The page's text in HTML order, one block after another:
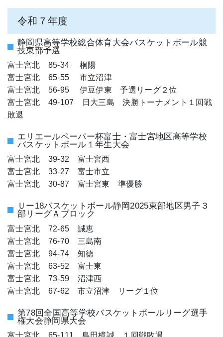
令和７年度
静岡県高等学校総合体育大会バスケットボール競
技東部予選
富士宮北 85-34 桐陽
富士宮北 65-55 市立沼津
富士宮北 56-95 伊豆伊東 予選リーグ２位
富士宮北 49-107 日大三島 決勝トーナメント１回戦
敗退
エリエールペーパー杯富士・富士宮地区高等学校
バスケットボール１年生大会
富士宮北 39-32 富士宮西
富士宮北 33-27 富士市立
富士宮北 30-87 富士宮東 準優勝
Ｕー18バスケットボール静岡2025東部地区男子３
部リーグＡブロック
富士宮北 72-65 誠恵
富士宮北 76-70 三島南
富士宮北 94-74 知徳
富士宮北 63-52 富士東
富士宮北 73-59 沼津西
富士宮北 67-62 市立沼津 リーグ１位
第78回全国高等学校バスケットボールリーグ選手
権大会静岡県大会